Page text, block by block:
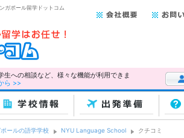
ガポール留学ドットコム
生への相談など、様々な機能が利用できま
ら >>
ユー
学校情報 出発準備
ールの語学学校 NYU Language School クチコミ